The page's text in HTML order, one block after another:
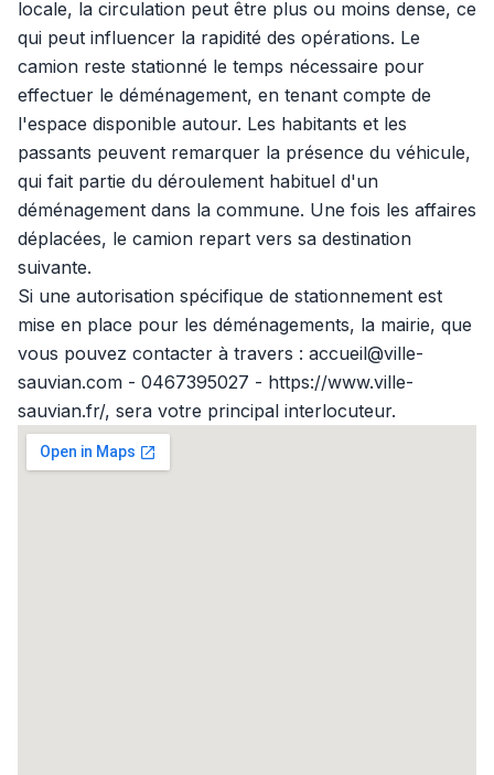
locale, la circulation peut être plus ou moins dense, ce
qui peut influencer la rapidité des opérations. Le
camion reste stationné le temps nécessaire pour
effectuer le déménagement, en tenant compte de
l'espace disponible autour. Les habitants et les
passants peuvent remarquer la présence du véhicule,
qui fait partie du déroulement habituel d'un
déménagement dans la commune. Une fois les affaires
déplacées, le camion repart vers sa destination
suivante.
Si une autorisation spécifique de stationnement est
mise en place pour les déménagements, la mairie, que
vous pouvez contacter à travers : accueil@ville-
sauvian.com - 0467395027 - https://www.ville-
sauvian.fr/, sera votre principal interlocuteur.